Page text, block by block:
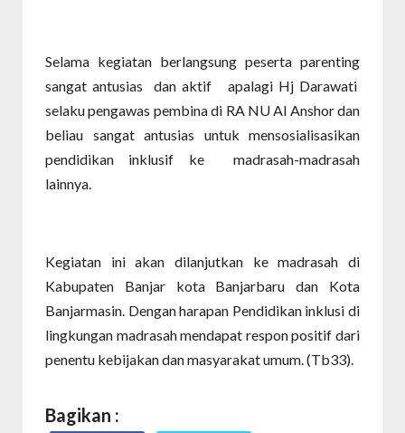
Selama kegiatan berlangsung peserta parenting
sangat antusias dan aktif apalagi Hj Darawati
selaku pengawas pembina di RA NU Al Anshor dan
beliau sangat antusias untuk mensosialisasikan
pendidikan inklusif ke madrasah-madrasah
lainnya.
Kegiatan ini akan dilanjutkan ke madrasah di
Kabupaten Banjar kota Banjarbaru dan Kota
Banjarmasin. Dengan harapan Pendidikan inklusi di
lingkungan madrasah mendapat respon positif dari
penentu kebijakan dan masyarakat umum. (Tb33).
Bagikan :